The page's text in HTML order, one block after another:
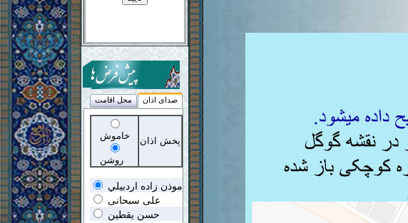
محل اقامت صدای اذان
خاموش پخش اذان
موذن زاده اردبيلي
علی سبحانی
حسن یقطین